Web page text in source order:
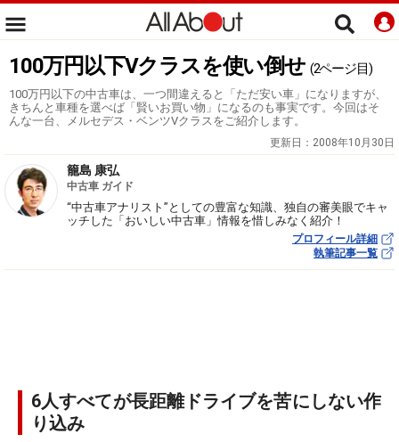
100万円以下Vクラスを使い倒せ (2ページ目)
100万円以下の中古車は、一つ間違えると「ただ安い車」になりますが、
きちんと車種を選べば「賢いお買い物」になるのも事実です。今回はそ
んな一台、メルセデス・ベンツVクラスをご紹介します。
更新日： 2008年10月30日
籠島 康弘
中古車 ガイド
“中古車アナリスト”としての豊富な知識、独自の審美眼でキャ
ッチした「おいしい中古車」情報を惜しみなく紹介！
プロフィール詳細
執筆記事一覧
6人すべてが長距離ドライブを苦にしない作
り込み